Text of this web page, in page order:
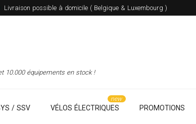
Livraison possible à domicile ( Belgique & Luxembourg )
10.000 équipements en stock !
/ SSV VÉLOS ÉLECTRIQUES PROMOTIONS